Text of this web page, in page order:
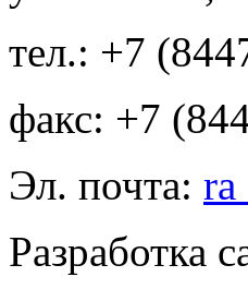
тел.: +7
факс: +7
Эл. почта:
Разработка